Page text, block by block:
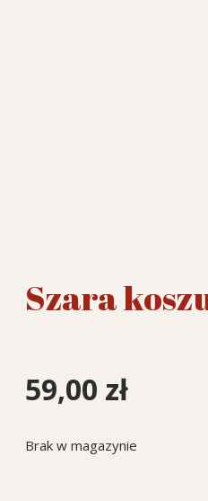
Szara
59,00 zł
Brak w magazynie